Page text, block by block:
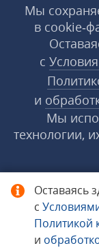
Оставаясь
с
Политикой
и
Мы
в
с
и
Мы
технологии,
©